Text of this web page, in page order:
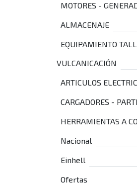
MOTORES -
ALMACENAJE
EQUIPAMIENTO
VULCANICACIÓN
ARTICULOS
CARGADORES -
HERRAMIENTAS A
Nacional
Einhell
Ofertas